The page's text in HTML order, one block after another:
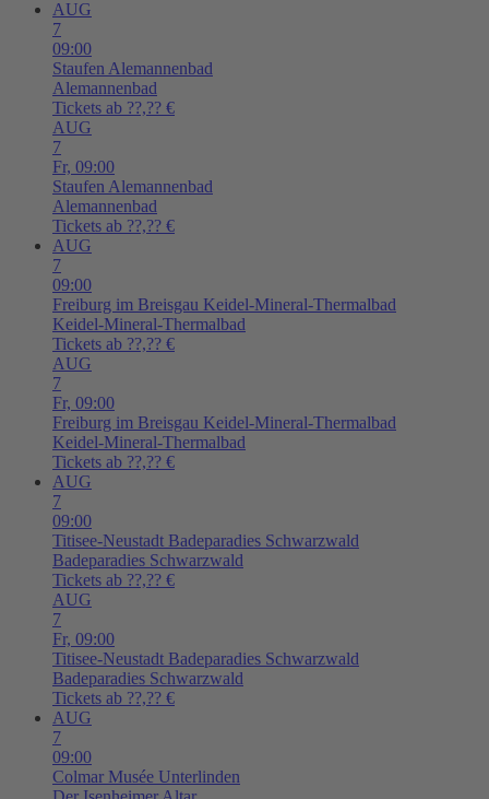
AUG
7
09:00
Staufen Alemannenbad
Alemannenbad
Tickets ab ??,?? €
AUG
7
Fr, 09:00
Staufen Alemannenbad
Alemannenbad
Tickets ab ??,?? €
AUG
7
09:00
Freiburg im Breisgau Keidel-Mineral-Thermalbad
Keidel-Mineral-Thermalbad
Tickets ab ??,?? €
AUG
7
Fr, 09:00
Freiburg im Breisgau Keidel-Mineral-Thermalbad
Keidel-Mineral-Thermalbad
Tickets ab ??,?? €
AUG
7
09:00
Titisee-Neustadt Badeparadies Schwarzwald
Badeparadies Schwarzwald
Tickets ab ??,?? €
AUG
7
Fr, 09:00
Titisee-Neustadt Badeparadies Schwarzwald
Badeparadies Schwarzwald
Tickets ab ??,?? €
AUG
7
09:00
Colmar Musée Unterlinden